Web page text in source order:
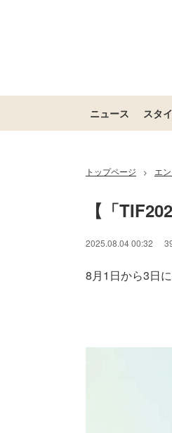
ニュース スタ
トップページ > エ
【「
2025.08.04 00:32
8月1日から3日